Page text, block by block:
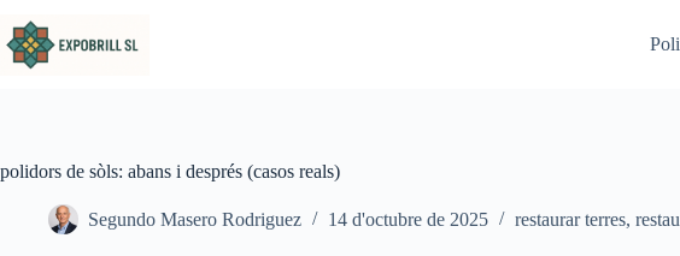
polidors de sòls: abans i després (casos reals)
Segundo Masero Rodriguez 14 d'octubre de 2025 restaurar terres,